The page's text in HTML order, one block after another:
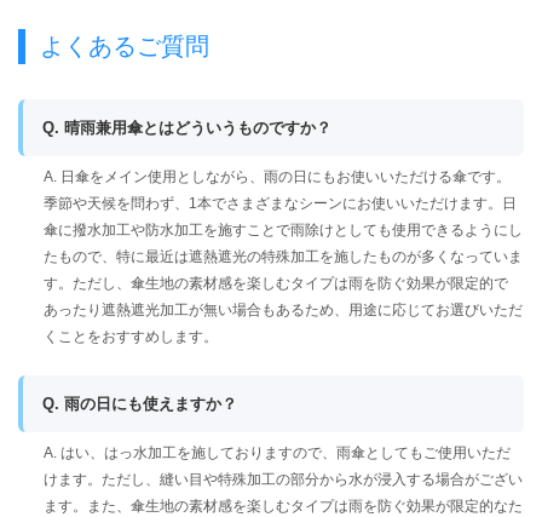
よくあるご質問
Q. 晴雨兼用傘とはどういうものですか？
A. 日傘をメイン使用としながら、雨の日にもお使いいただける傘です。
季節や天候を問わず、1本でさまざまなシーンにお使いいただけます。日
傘に撥水加工や防水加工を施すことで雨除けとしても使用できるようにし
たもので、特に最近は遮熱遮光の特殊加工を施したものが多くなっていま
す。ただし、傘生地の素材感を楽しむタイプは雨を防ぐ効果が限定的で
あったり遮熱遮光加工が無い場合もあるため、用途に応じてお選びいただ
くことをおすすめします。
Q. 雨の日にも使えますか？
A. はい、はっ水加工を施しておりますので、雨傘としてもご使用いただ
けます。ただし、縫い目や特殊加工の部分から水が浸入する場合がござい
ます。また、傘生地の素材感を楽しむタイプは雨を防ぐ効果が限定的なた